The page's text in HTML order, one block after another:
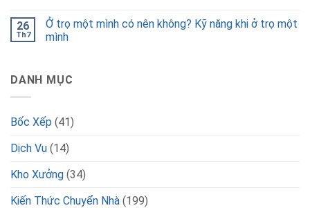
26
Th7
Ở trọ một mình có nên không? Kỹ năng khi ở trọ một
mình
DANH MỤC
Bốc Xếp (41)
Dịch Vụ (14)
Kho Xưởng (34)
Kiến Thức Chuyển Nhà (199)